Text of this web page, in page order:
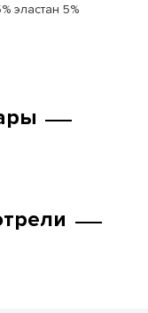
эластан 5%